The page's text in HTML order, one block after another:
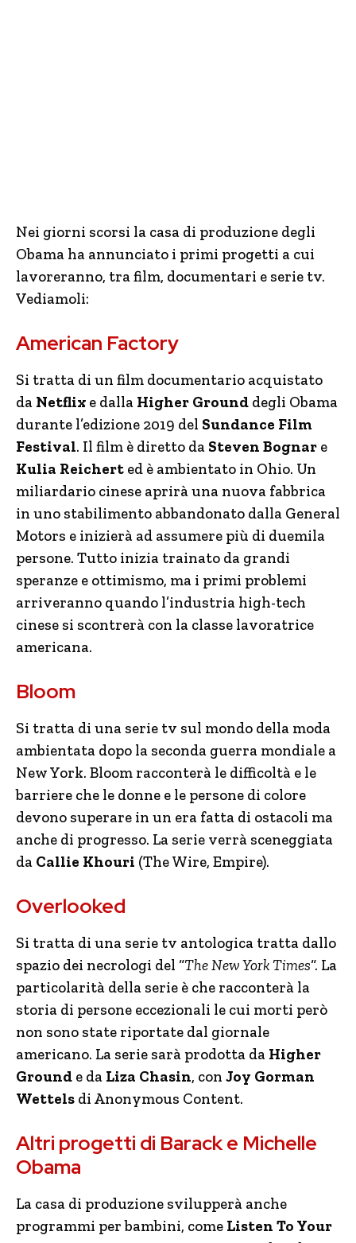
Nei giorni scorsi la casa di produzione degli
Obama ha annunciato i primi progetti a cui
lavoreranno, tra film, documentari e serie tv.
Vediamoli:
American Factory
Si tratta di un film documentario acquistato
da Netflix e dalla Higher Ground degli Obama
durante l’edizione 2019 del Sundance Film
Festival. Il film è diretto da Steven Bognar e
Kulia Reichert ed è ambientato in Ohio. Un
miliardario cinese aprirà una nuova fabbrica
in uno stabilimento abbandonato dalla General
Motors e inizierà ad assumere più di duemila
persone. Tutto inizia trainato da grandi
speranze e ottimismo, ma i primi problemi
arriveranno quando l’industria high-tech
cinese si scontrerà con la classe lavoratrice
americana.
Bloom
Si tratta di una serie tv sul mondo della moda
ambientata dopo la seconda guerra mondiale a
New York. Bloom racconterà le difficoltà e le
barriere che le donne e le persone di colore
devono superare in un era fatta di ostacoli ma
anche di progresso. La serie verrà sceneggiata
da Callie Khouri (The Wire, Empire).
Overlooked
Si tratta di una serie tv antologica tratta dallo
spazio dei necrologi del “The New York Times“. La
particolarità della serie è che racconterà la
storia di persone eccezionali le cui morti però
non sono state riportate dal giornale
americano. La serie sarà prodotta da Higher
Ground e da Liza Chasin, con Joy Gorman
Wettels di Anonymous Content.
Altri progetti di Barack e Michelle
Obama
La casa di produzione svilupperà anche
programmi per bambini, come Listen To Your